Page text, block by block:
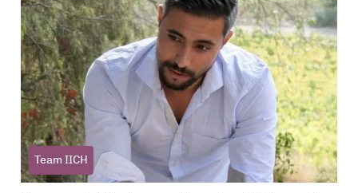
Team IICH